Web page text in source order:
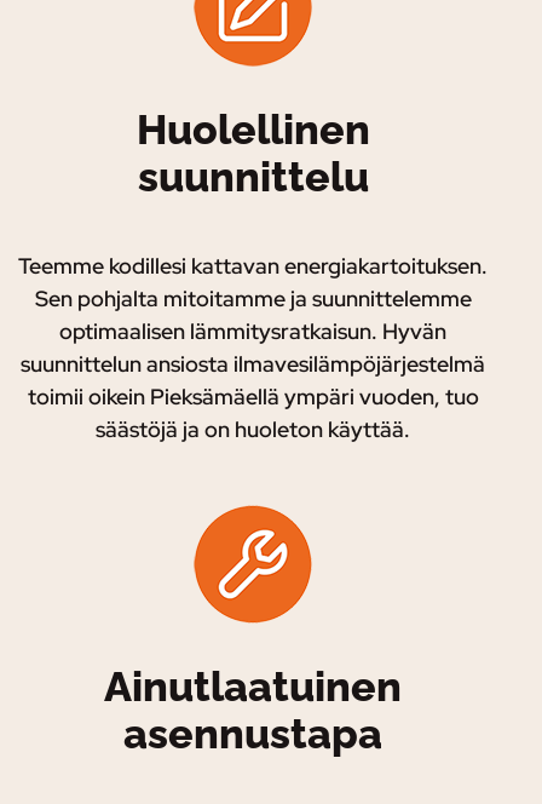
Huolellinen
suunnittelu
Teemme kodillesi kattavan energiakartoituksen.
Sen pohjalta mitoitamme ja suunnittelemme
optimaalisen lämmitysratkaisun. Hyvän
suunnittelun ansiosta ilmavesilämpöjärjestelmä
toimii oikein Pieksämäellä ympäri vuoden, tuo
säästöjä ja on huoleton käyttää.
Ainutlaatuinen
asennustapa